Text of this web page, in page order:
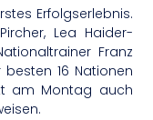
Erfolgserlebnis.
Lea Haider-
Franz
16 Nationen
am Montag auch